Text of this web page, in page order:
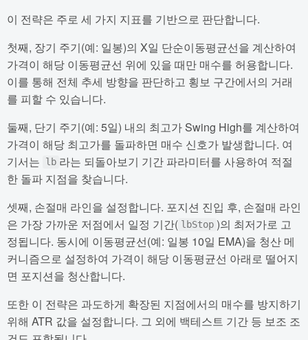
이 전략은 주로 세 가지 지표를 기반으로 판단합니다.
첫째, 장기 주기(예: 일봉)의 X일 단순이동평균선을 계산하여
가격이 해당 이동평균선 위에 있을 때만 매수를 허용합니다.
이를 통해 전체 추세 방향을 판단하고 횡보 구간에서의 거래
를 피할 수 있습니다.
둘째, 단기 주기(예: 5일) 내의 최고가 Swing High를 계산하여
가격이 해당 최고가를 돌파하면 매수 신호가 발생합니다. 여
기서는
lb 라는 되돌아보기 기간 파라미터를 사용하여 적절
한 돌파 지점을 찾습니다.
셋째, 손절매 라인을 설정합니다. 포지션 진입 후, 손절매 라인
은 가장 가까운 저점에서 일정 기간( lbStop )의 최저가로 고
정됩니다. 동시에 이동평균선(예: 일봉 10일 EMA)을 청산 메
커니즘으로 설정하여 가격이 해당 이동평균선 아래로 떨어지
면 포지션을 청산합니다.
또한 이 전략은 과도하게 확장된 지점에서의 매수를 방지하기
위해 ATR 값을 설정합니다. 그 외에 백테스트 기간 등 보조 조